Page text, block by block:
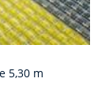
5,30 m